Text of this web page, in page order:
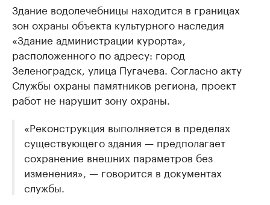
Здание водолечебницы находится в границах
зон охраны объекта культурного наследия
«Здание администрации курорта»,
расположенного по адресу: город
Зеленоградск, улица Пугачева. Согласно акту
Службы охраны памятников региона, проект
работ не нарушит зону охраны.
«Реконструкция выполняется в пределах
существующего здания — предполагает
сохранение внешних параметров без
изменения», — говорится в документах
службы.